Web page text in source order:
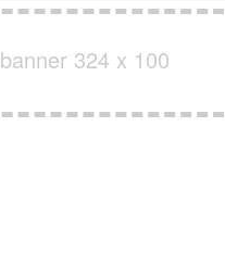
324 x 100